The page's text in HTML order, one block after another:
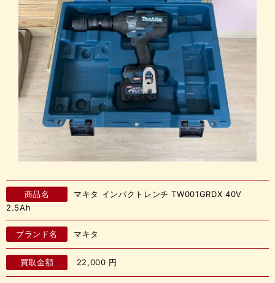
商品名
マキタ インパクトレンチ TW001GRDX 40V
2.5Ah
ブランド名 マキタ
買取金額 22,000 円